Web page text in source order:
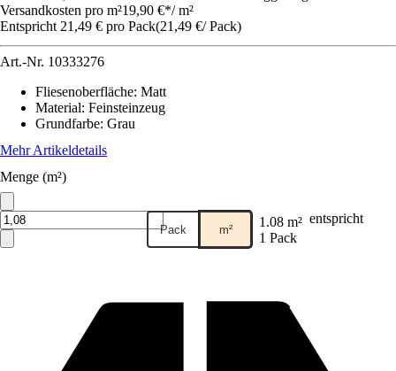
Versandkosten pro m²19,90 €*/ m²
Entspricht 21,49 € pro Pack(21,49 €/ Pack)
Art.-Nr. 10333276
Fliesenoberfläche: Matt
Material: Feinsteinzeug
Grundfarbe: Grau
Mehr Artikeldetails
Menge (m²)
Pack m² 1.08 m² entspricht
1 Pack